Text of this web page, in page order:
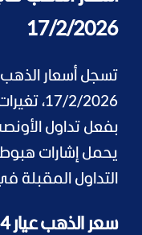
17/2/2026
تسجل أسعار الذهب
17/2/
يحمل إشارات
التداول المقبلة
سعر الذهب عيار 24